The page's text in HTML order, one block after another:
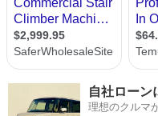
自社ローン
理想のクルマ